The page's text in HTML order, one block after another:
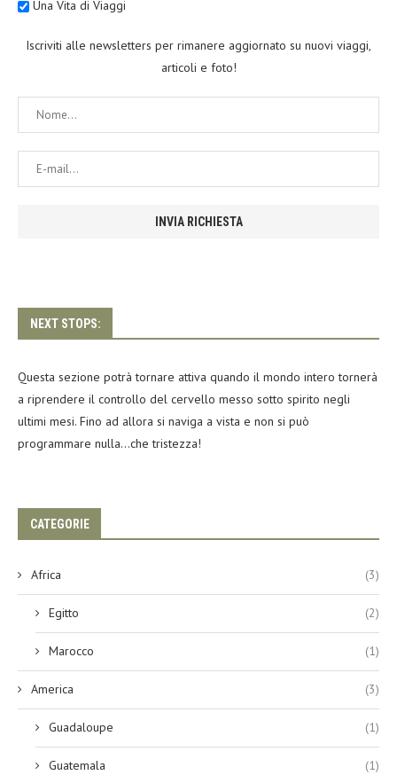
Una Vita di Viaggi
Iscriviti alle newsletters per rimanere aggiornato su nuovi viaggi,
articoli e foto!
NEXT STOPS:
Questa sezione potrà tornare attiva quando il mondo intero tornerà
a riprendere il controllo del cervello messo sotto spirito negli
ultimi mesi. Fino ad allora si naviga a vista e non si può
programmare nulla…che tristezza!
CATEGORIE
Africa (3)
Egitto (2)
Marocco (1)
America (3)
Guadaloupe (1)
Guatemala (1)